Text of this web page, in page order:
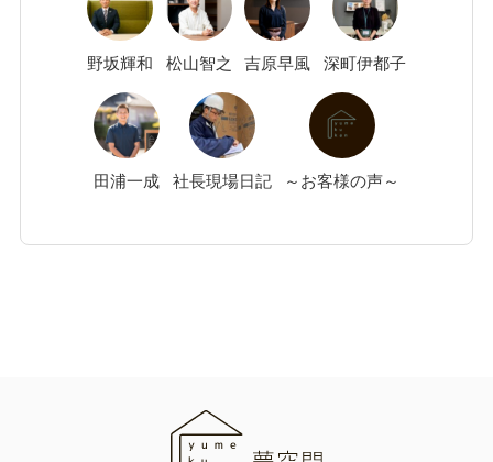
野坂輝和 松山智之 吉原早風 深町伊都子
田浦一成 社長現場日記 ～お客様の声～